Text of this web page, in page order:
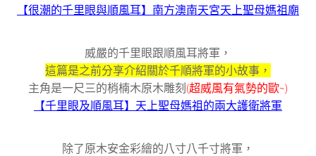
【很潮的千里眼與順風耳】南方澳南天宮天上聖母媽祖廟
威嚴的千里眼跟順風耳將軍，
這篇是之前分享介紹關於千順將軍的小故事，
主角是一尺三的梢楠木原木雕刻 (超威風有氣勢的歐~)
【千里眼及順風耳】天上聖母媽祖的兩大護衛將軍
除了原木安金彩繪的八寸八千寸將軍，